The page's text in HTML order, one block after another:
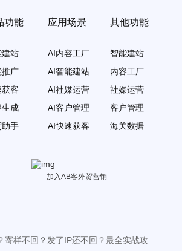
功能
建站
推广
客
生成
助手
应用场景
AI内容工厂
AI智能建站
AI社媒运营
AI客户管理
AI快速获客
其他功能
智能建站
内容工厂
社媒运营
客户管理
海关数据
加入AB客外贸营销
寄样不回？发了IP还不回？最全实战攻